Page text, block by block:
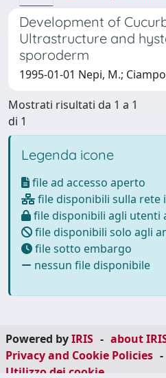
Development of
Ultrastructure and
sporoderm
1995-01-01 Nepi, M.;
Mostrati risultati da 1 a 1
di 1
Legenda icone
file ad accesso aperto
file disponibili sulla rete
file disponibili agli utenti
file disponibili solo agli
file sotto embargo
nessun file disponibile
Powered byIRIS - about
Privacy and Cookie Policies -
Utilizzo dei cookie